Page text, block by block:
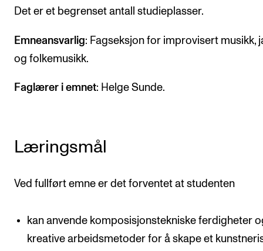
KONTAKTER
Organisasjon
Det er et begrenset antall studieplasser.
Emneansvarlig: Fagseksjon for improvisert musikk,
og folkemusikk.
Faglærer i emnet: Helge Sunde.
Læringsmål
Ved fullført emne er det forventet at studenten
kan anvende komposisjonstekniske ferdigheter
kreative arbeidsmetoder for å skape et